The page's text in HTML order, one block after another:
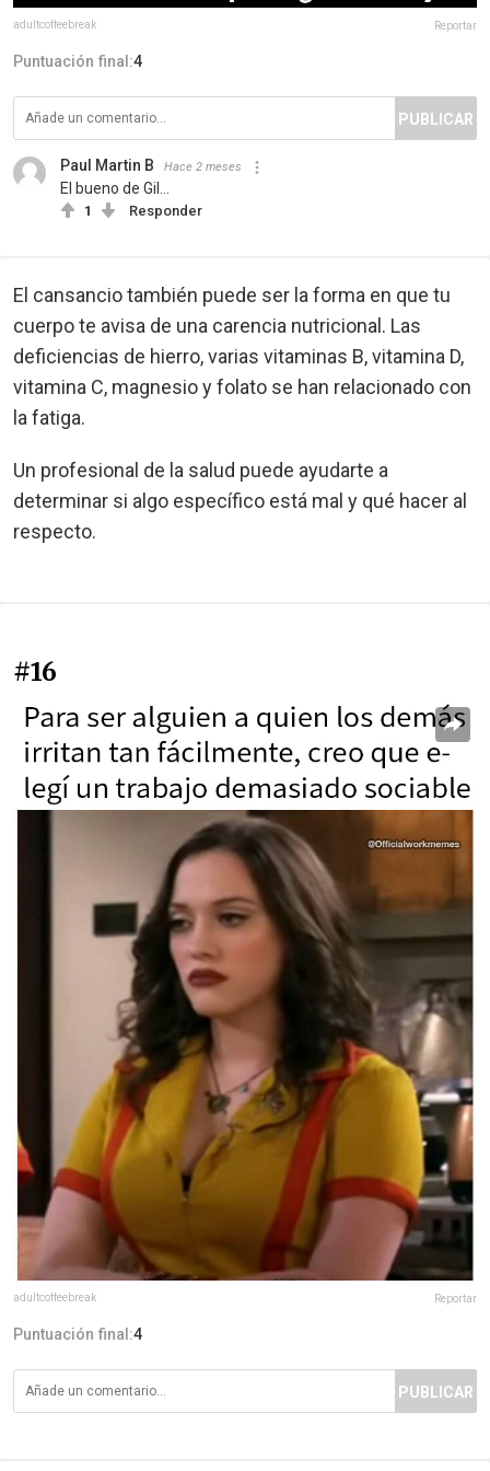
adultcoffeebreak Reportar
Puntuación final:4
PUBLICAR
Paul Martin B Hace 2 meses
El bueno de Gil...
1 Responder
El cansancio también puede ser la forma en que tu
cuerpo te avisa de una carencia nutricional. Las
deficiencias de hierro, varias vitaminas B, vitamina D,
vitamina C, magnesio y folato se han relacionado con
la fatiga.
Un profesional de la salud puede ayudarte a
determinar si algo específico está mal y qué hacer al
respecto.
#16
adultcoffeebreak Reportar
Puntuación final:4
PUBLICAR